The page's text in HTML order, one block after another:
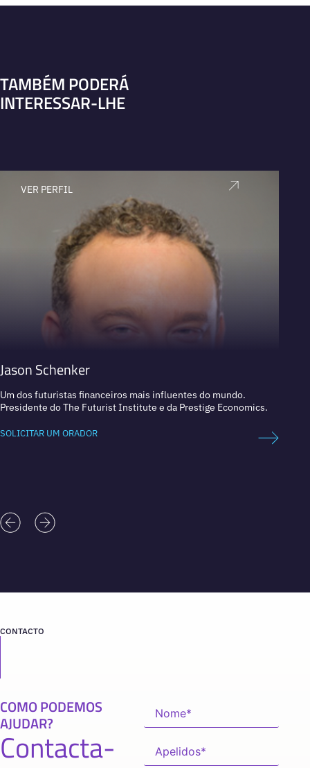
TAMBÉM PODERÁ
INTERESSAR-LHE
VER PERFIL
Jason Schenker
Um dos futuristas financeiros mais influentes do mundo.
Presidente do The Futurist Institute e da Prestige Economics.
SOLICITAR UM ORADOR
CONTACTO
COMO PODEMOS
AJUDAR?
Contacta-